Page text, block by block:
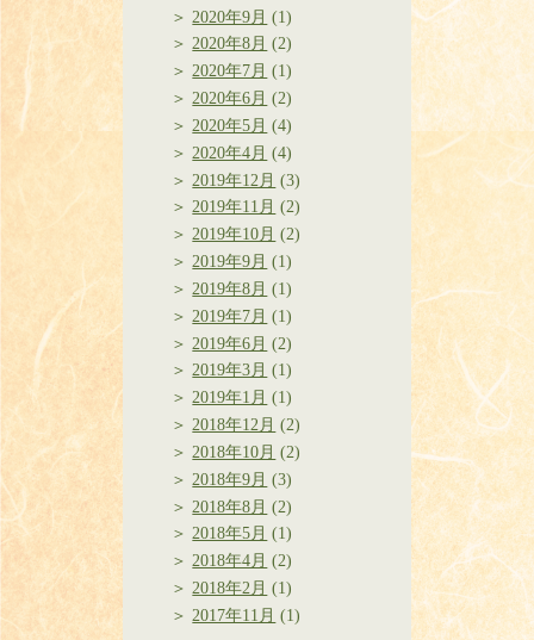
2020年9月 (1)
2020年8月 (2)
2020年7月 (1)
2020年6月 (2)
2020年5月 (4)
2020年4月 (4)
2019年12月 (3)
2019年11月 (2)
2019年10月 (2)
2019年9月 (1)
2019年8月 (1)
2019年7月 (1)
2019年6月 (2)
2019年3月 (1)
2019年1月 (1)
2018年12月 (2)
2018年10月 (2)
2018年9月 (3)
2018年8月 (2)
2018年5月 (1)
2018年4月 (2)
2018年2月 (1)
2017年11月 (1)